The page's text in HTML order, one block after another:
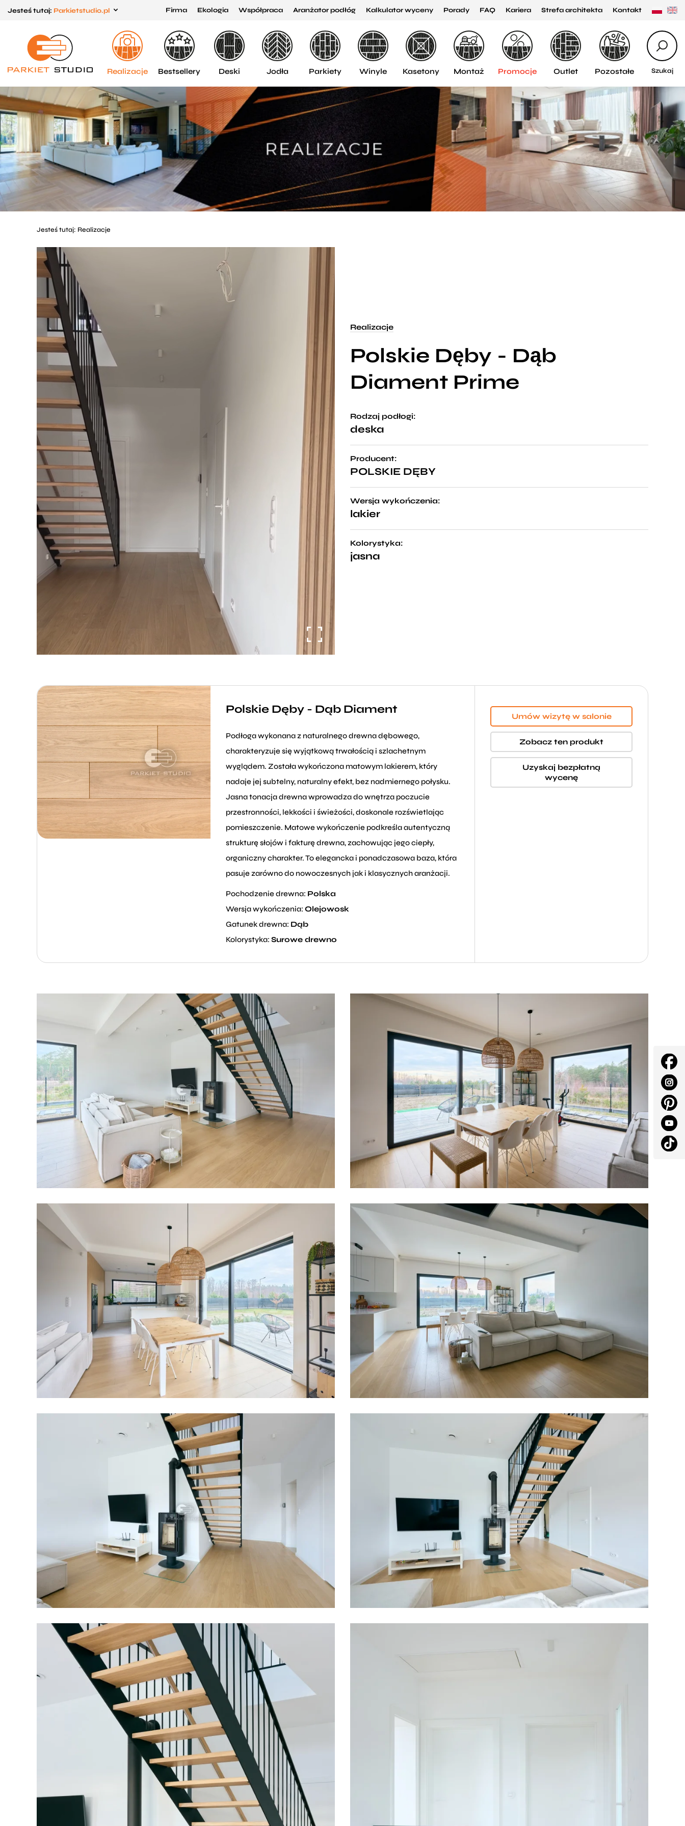
do menu
głównego
do
menu
w
stopce
Jesteś tutaj: Parkietstudio.pl Firma Ekologia Współpraca Aranżator podłóg Kalkulator wyceny Porady FAQ Kariera Strefa architekta Kontakt
Szukaj
Realizacje Bestsellery Deski Jodła Parkiety Winyle Kasetony Montaż Promocje Outlet Pozostałe
Jesteś tutaj: Realizacje
Realizacje
Polskie Dęby - Dąb
Diament Prime
Rodzaj podłogi:
deska
Producent:
POLSKIE DĘBY
Wersja wykończenia:
lakier
Kolorystyka:
jasna
Polskie Dęby - Dąb Diament
Podłoga wykonana z naturalnego drewna dębowego,
charakteryzuje się wyjątkową trwałością i szlachetnym
wyglądem. Została wykończona matowym lakierem, który
nadaje jej subtelny, naturalny efekt, bez nadmiernego połysku.
Jasna tonacja drewna wprowadza do wnętrza poczucie
przestronności, lekkości i świeżości, doskonale rozświetlając
pomieszczenie. Matowe wykończenie podkreśla autentyczną
strukturę słojów i fakturę drewna, zachowując jego ciepły,
organiczny charakter. To elegancka i ponadczasowa baza, która
pasuje zarówno do nowoczesnych jak i klasycznych aranżacji.
Pochodzenie drewna: Polska
Wersja wykończenia: Olejowosk
Gatunek drewna: Dąb
Kolorystyka: Surowe drewno
Umów wizytę w salonie
Zobacz ten produkt
Uzyskaj bezpłatną
wycenę